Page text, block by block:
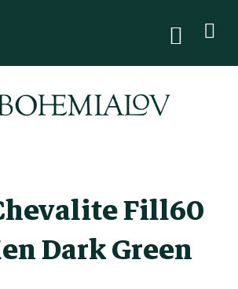
Fill60
Dark Green